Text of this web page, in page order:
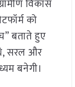
विकास
को
बताते हुए
सरल और
बनेगी।